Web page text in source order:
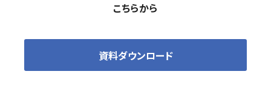
こちらから
資料ダウンロード